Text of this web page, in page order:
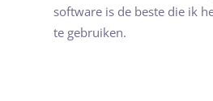
software is de beste die ik
te gebruiken.